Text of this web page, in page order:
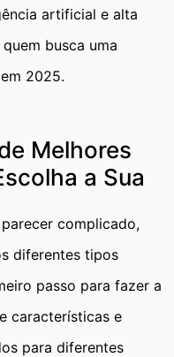
artificial e alta
busca uma
2025.
Melhores
a Sua
complicado,
diferentes tipos
passo para fazer a
características e
para diferentes